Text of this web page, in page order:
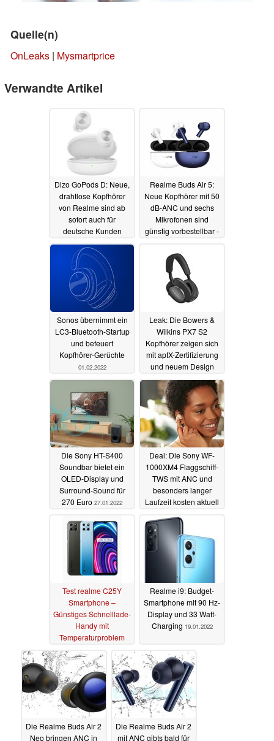
Quelle(n)
OnLeaks | Mysmartprice
Verwandte Artikel
Dizo GoPods D: Neue,
drahtlose Kopfhörer
von Realme sind ab
sofort auch für
deutsche Kunden
erhältlich29.08.2024
Realme Buds Air 5:
Neue Kopfhörer mit 50
dB-ANC und sechs
Mikrofonen sind
günstig vorbestellbar -
18.10.2023
Sonos übernimmt ein
LC3-Bluetooth-Startup
und befeuert
Kopfhörer-Gerüchte
01.02.2022
Leak: Die Bowers &
Wilkins PX7 S2
Kopfhörer zeigen sich
mit aptX-Zertifizierung
und neuem Design
31.01.2022
Die Sony HT-S400
Soundbar bietet ein
OLED-Display und
Surround-Sound für
270 Euro 27.01.2022
Deal: Die Sony WF-
1000XM4 Flaggschiff-
TWS mit ANC und
besonders langer
Laufzeit kosten aktuell
Test realme C25Y
Smartphone –
Günstiges Schnelllade-
Handy mit
Temperaturproblem
Realme i9: Budget-
Smartphone mit 90 Hz-
Display und 33 Watt-
Charging 19.01.2022
Die Realme Buds Air 2
Neo bringen ANC in
Die Realme Buds Air 2
mit ANC gibts bald für